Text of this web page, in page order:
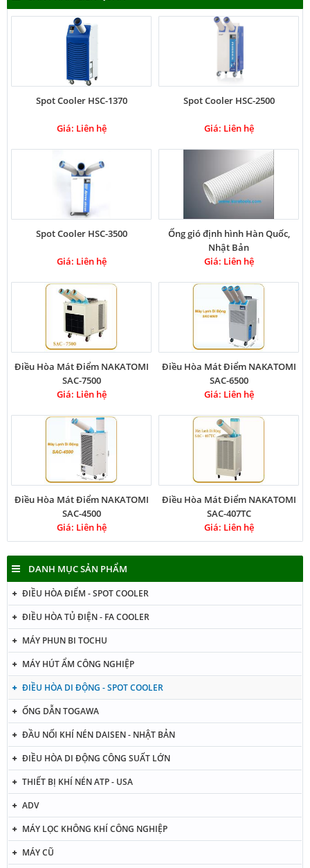
Spot Cooler HSC-1370
Giá: Liên hệ
Spot Cooler HSC-2500
Giá: Liên hệ
Spot Cooler HSC-3500
Giá: Liên hệ
Ống gió định hình Hàn Quốc,
Nhật Bản
Giá: Liên hệ
Điều Hòa Mát Điểm NAKATOMI
SAC-7500
Giá: Liên hệ
Điều Hòa Mát Điểm NAKATOMI
SAC-6500
Giá: Liên hệ
Điều Hòa Mát Điểm NAKATOMI
SAC-4500
Giá: Liên hệ
Điều Hòa Mát Điểm NAKATOMI
SAC-407TC
Giá: Liên hệ
DANH MỤC SẢN PHẨM
ĐIỀU HÒA ĐIỂM - SPOT COOLER
ĐIỀU HÒA TỦ ĐIỆN - FA COOLER
MÁY PHUN BI TOCHU
MÁY HÚT ẨM CÔNG NGHIỆP
ĐIỀU HÒA DI ĐỘNG - SPOT COOLER
ỐNG DẪN TOGAWA
ĐẦU NỐI KHÍ NÉN DAISEN - NHẬT BẢN
ĐIỀU HÒA DI ĐỘNG CÔNG SUẤT LỚN
THIẾT BỊ KHÍ NÉN ATP - USA
ADV
MÁY LỌC KHÔNG KHÍ CÔNG NGHIỆP
MÁY CŨ